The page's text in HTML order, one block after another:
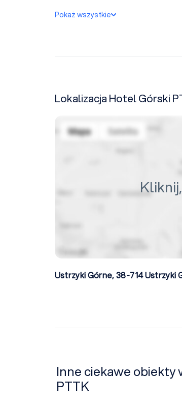
Pokaż wszystkie
Lokalizacja Hotel Górski
Ustrzyki Górne, 38-714Ustrzyki
Inne ciekawe obiekty
PTTK